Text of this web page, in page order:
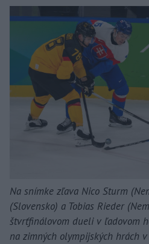
Na snímke zľava Nico Sturm
(Slovensko) a Tobias Rieder
štvrťfinálovom dueli v ľadovom
na zimných olympijských hrách